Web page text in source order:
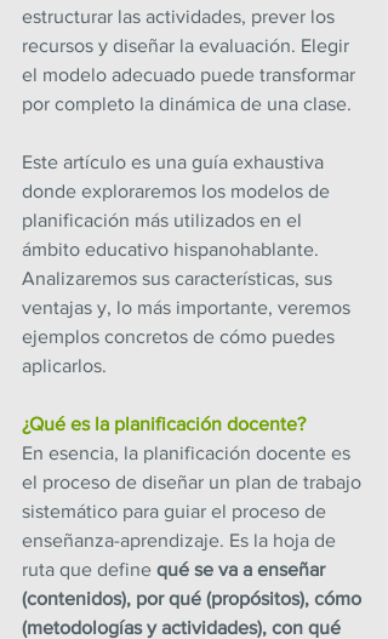
estructurar las actividades, prever los
recursos y diseñar la evaluación. Elegir
el modelo adecuado puede transformar
por completo la dinámica de una clase.
Este artículo es una guía exhaustiva
donde exploraremos los modelos de
planificación más utilizados en el
ámbito educativo hispanohablante.
Analizaremos sus características, sus
ventajas y, lo más importante, veremos
ejemplos concretos de cómo puedes
aplicarlos.
¿Qué es la planificación docente?
En esencia, la planificación docente es
el proceso de diseñar un plan de trabajo
sistemático para guiar el proceso de
enseñanza-aprendizaje. Es la hoja de
ruta que define qué se va a enseñar
(contenidos), por qué (propósitos), cómo
(metodologías y actividades), con qué